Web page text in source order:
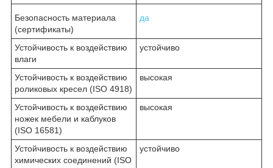
Безопасность материала
(сертификаты)
да
Устойчивость к воздействию
влаги
устойчиво
Устойчивость к воздействию
роликовых кресел (ISO 4918)
высокая
Устойчивость к воздействию
ножек мебели и каблуков
(ISO 16581)
высокая
Устойчивость к воздействию
химических соединений (ISO
устойчиво